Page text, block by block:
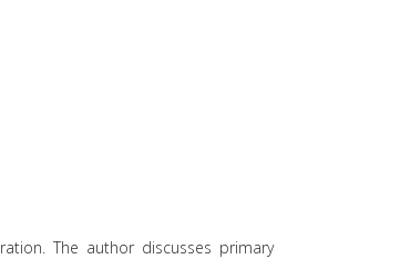
The author discusses primary